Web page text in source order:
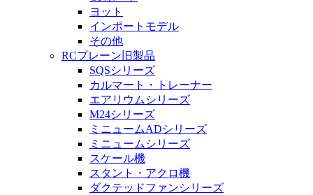
ヨット
インポートモデル
その他
RCプレーン旧製品
SQSシリーズ
カルマート・トレーナー
エアリウムシリーズ
M24シリーズ
ミニュームADシリーズ
ミニュームシリーズ
スケール機
スタント・アクロ機
ダクテッドファンシリーズ